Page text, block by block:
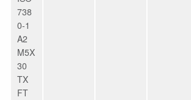
738
0-1
A2
M5X
30
TX
FT